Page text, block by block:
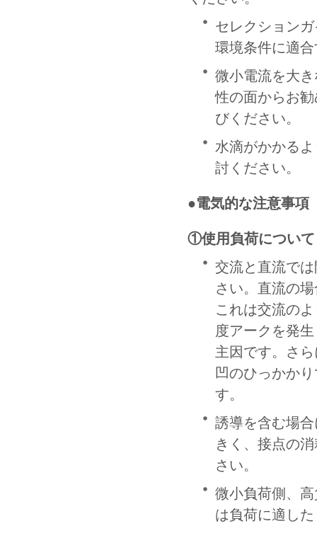
セレクション
環境条件に適
微小電流を大
性の面からお
びください。
水滴がかかる
討ください。
●電気的な注意事項
①使用負荷について
交流と直流で
さい。直流の
これは交流の
度アークを発
主因です。さ
凹のひっかか
す。
誘導を含む場
きく、接点の
さい。
微小負荷側、
は負荷に適し